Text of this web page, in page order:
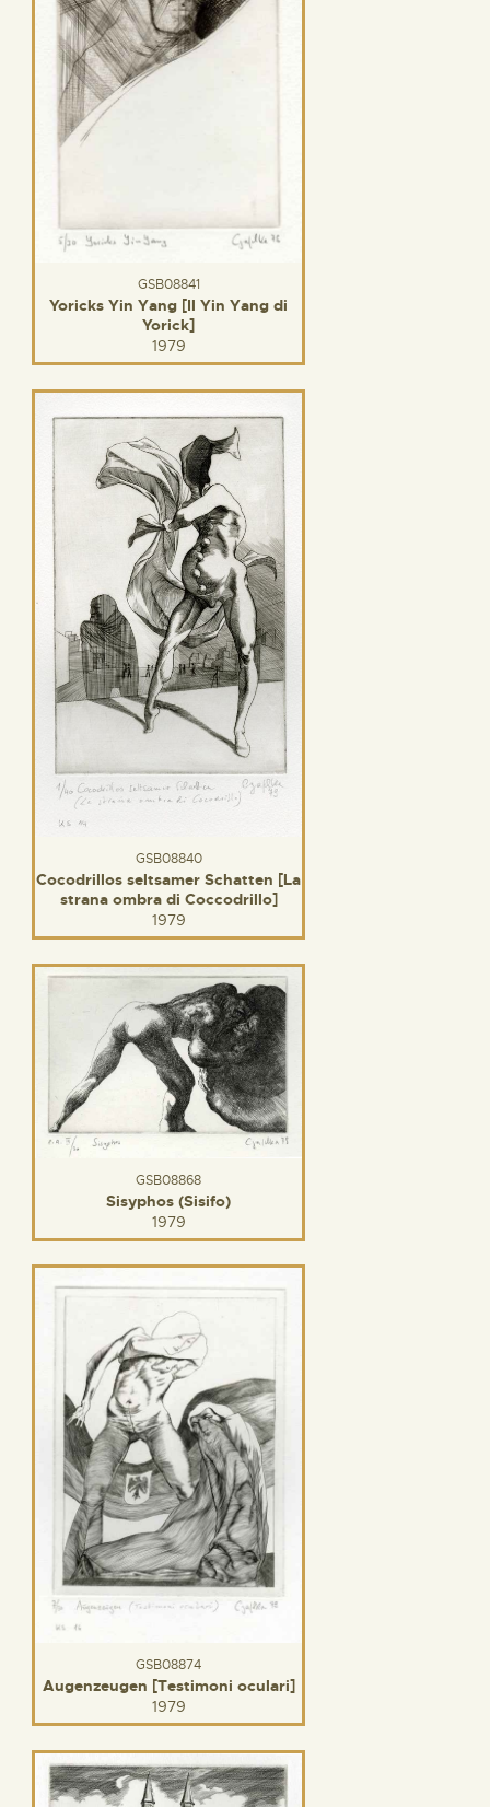
GSB08841
Yoricks Yin Yang [Il Yin Yang di
Yorick]
1979
GSB08840
Cocodrillos seltsamer Schatten [La
strana ombra di Coccodrillo]
1979
GSB08868
Sisyphos (Sisifo)
1979
GSB08874
Augenzeugen [Testimoni oculari]
1979